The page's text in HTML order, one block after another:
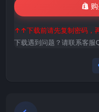
↑↑下载前请先复制密码，
下载遇到问题？请联系客服